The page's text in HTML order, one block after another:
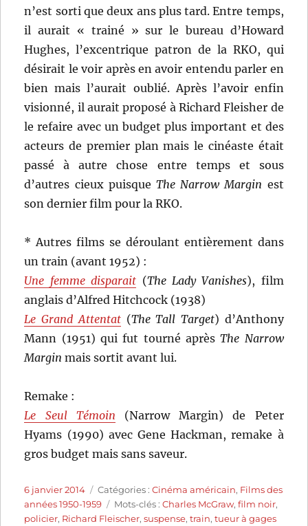
n’est sorti que deux ans plus tard. Entre temps,
il aurait « trainé » sur le bureau d’Howard
Hughes, l’excentrique patron de la RKO, qui
désirait le voir après en avoir entendu parler en
bien mais l’aurait oublié. Après l’avoir enfin
visionné, il aurait proposé à Richard Fleisher de
le refaire avec un budget plus important et des
acteurs de premier plan mais le cinéaste était
passé à autre chose entre temps et sous
d’autres cieux puisque The Narrow Margin est
son dernier film pour la RKO.
* Autres films se déroulant entièrement dans
un train (avant 1952) :
Une femme disparait (The Lady Vanishes), film
anglais d’Alfred Hitchcock (1938)
Le Grand Attentat(The Tall Target) d’Anthony
Mann (1951) qui fut tourné aprèsThe Narrow
Margin mais sortit avant lui.
Remake :
Le Seul Témoin (Narrow Margin) de Peter
Hyams (1990) avec Gene Hackman, remake à
gros budget mais sans saveur.
Publié
le
6 janvier 2014 Catégories
Catégories :Cinéma américain, Films des
années 1950-1959
Étiquettes
Mots-clés :Charles McGraw,film noir,
policier, Richard Fleischer,suspense,train,tueur à gages